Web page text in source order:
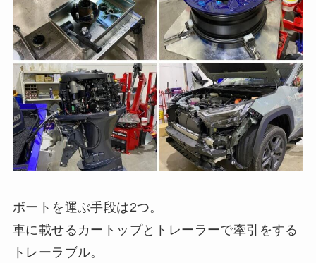
ボートを運ぶ手段は2つ。
車に載せるカートップとトレーラーで牽引をする
トレーラブル。